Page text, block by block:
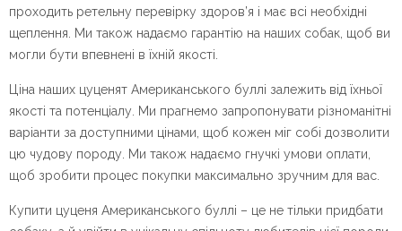
проходить ретельну перевірку здоров’я і має всі необхідні
щеплення. Ми також надаємо гарантію на наших собак, щоб ви
могли бути впевнені в їхній якості.
Ціна наших цуценят Американського буллі залежить від їхньої
якості та потенціалу. Ми прагнемо запропонувати різноманітні
варіанти за доступними цінами, щоб кожен міг собі дозволити
цю чудову породу. Ми також надаємо гнучкі умови оплати,
щоб зробити процес покупки максимально зручним для вас.
Купити цуценя Американського буллі – це не тільки придбати